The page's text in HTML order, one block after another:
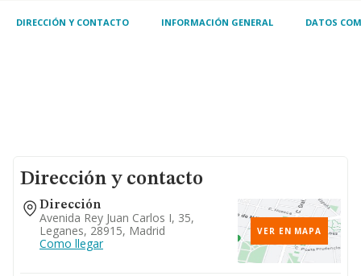
DIRECCIÓN Y CONTACTO INFORMACIÓN GENERAL DATOS
Dirección y contacto
Dirección
Avenida Rey Juan Carlos I, 35,
Leganes, 28915, Madrid
Como llegar
VER EN MAPA